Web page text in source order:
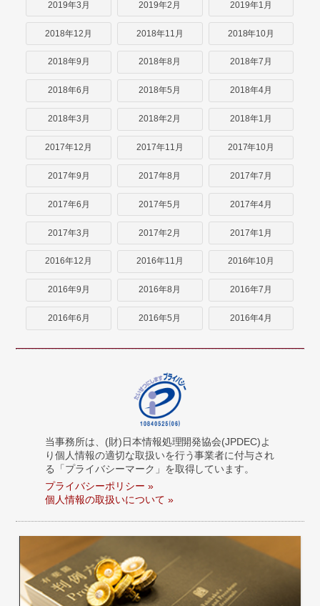
2019年3月 2019年2月 2019年1月
2018年12月 2018年11月 2018年10月
2018年9月 2018年8月 2018年7月
2018年6月 2018年5月 2018年4月
2018年3月 2018年2月 2018年1月
2017年12月 2017年11月 2017年10月
2017年9月 2017年8月 2017年7月
2017年6月 2017年5月 2017年4月
2017年3月 2017年2月 2017年1月
2016年12月 2016年11月 2016年10月
2016年9月 2016年8月 2016年7月
2016年6月 2016年5月 2016年4月
当事務所は、(財)日本情報処理開発協会(JPDEC)よ
り個人情報の適切な取扱いを行う事業者に付与され
る「プライバシーマーク」を取得しています。
プライバシーポリシー »
個人情報の取扱いについて »